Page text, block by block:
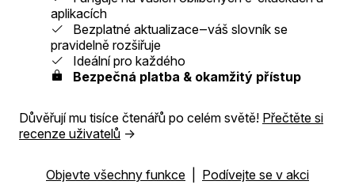
aplikacích
Bezplatné aktualizace‒váš slovník se
pravidelně rozšiřuje
Ideální pro každého
Bezpečná platba & okamžitý přístup
Důvěřují mu tisíce čtenářů po celém světě! Přečtěte si
recenze uživatelů →
Objevte všechny funkce Podívejte se v akci